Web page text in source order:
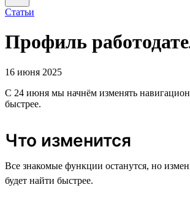
Статьи
Профиль
16 июня 2025
С 24 июня мы начнём изменять
быстрее.
Что изменится
Все знакомые функции останутся, но
будет найти быстрее.